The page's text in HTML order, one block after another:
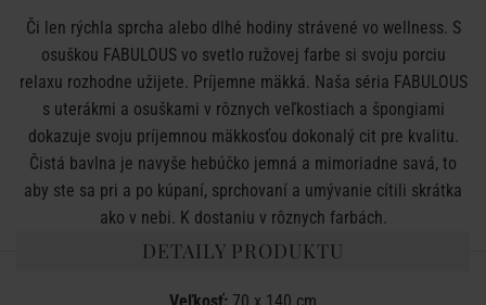
Či len rýchla sprcha alebo dlhé hodiny strávené vo wellness. S
osuškou FABULOUS vo svetlo ružovej farbe si svoju porciu
relaxu rozhodne užijete. Príjemne mäkká. Naša séria FABULOUS
s uterákmi a osuškami v rôznych veľkostiach a špongiami
dokazuje svoju príjemnou mäkkosťou dokonalý cit pre kvalitu.
Čistá bavlna je navyše hebúčko jemná a mimoriadne savá, to
aby ste sa pri a po kúpaní, sprchovaní a umývanie cítili skrátka
ako v nebi. K dostaniu v rôznych farbách.
DETAILY PRODUKTU